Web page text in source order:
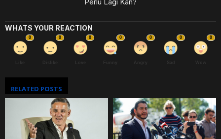
WHATS YOUR REACTION
0 0
Dislike
0
Love
0
Funny
0
Angry
0
Sad
0
Wow
RELATED POSTS